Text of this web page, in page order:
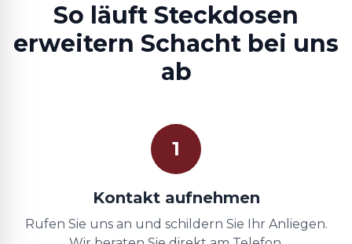
So läuft Steckdosen
erweitern Schacht bei uns
ab
1
Kontakt aufnehmen
Rufen Sie uns an und schildern Sie Ihr Anliegen.